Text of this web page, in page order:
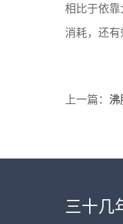
相比于依
消耗，还有
上一篇：沸
三十几